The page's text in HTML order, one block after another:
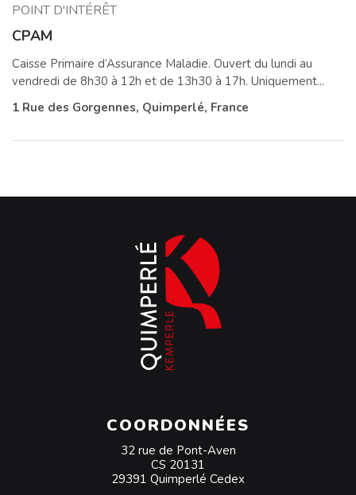
POINT D'INTÉRÊT
CPAM
Caisse Primaire d’Assurance Maladie. Ouvert du lundi au
vendredi de 8h30 à 12h et de 13h30 à 17h. Uniquement...
1 Rue des Gorgennes, Quimperlé, France
COORDONNÉES
32 rue de Pont-Aven
CS 20131
29391 Quimperlé Cedex